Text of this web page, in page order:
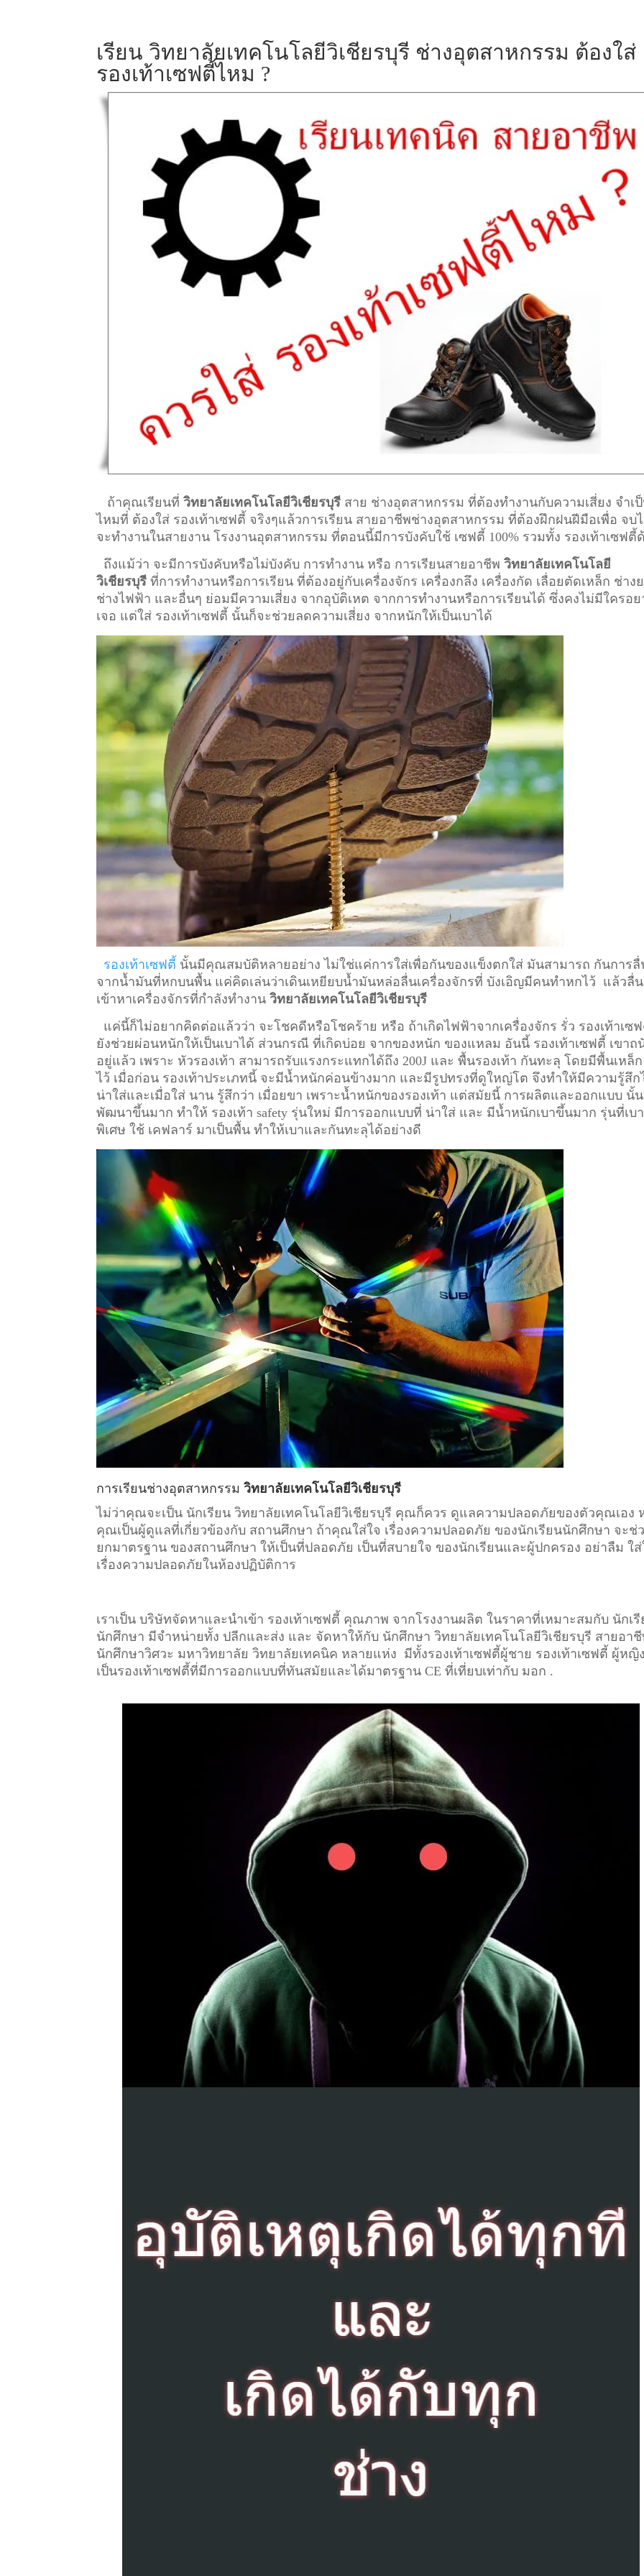
เรียน วิทยาลัยเทคโนโลยีวิเชียรบุรี ช่างอุตสาหกรรม ต้องใส่
รองเท้าเซฟตี้ไหม ?
ถ้าคุณเรียนที่วิทยาลัยเทคโนโลยีวิเชียรบุรี สาย ช่างอุตสาหกรรม ที่ต้องทำงานกับความเสี่ยง จำเ
ไหมที่ ต้องใส่ รองเท้าเซฟตี้ จริงๆแล้วการเรียน สายอาชีพช่างอุตสาหกรรมที่ต้องฝึกฝนฝีมือเพื่อ จบ
จะทำงานในสายงาน โรงงานอุตสาหกรรม ที่ตอนนี้มีการบังคับใช้ เซฟตี้ 100% รวมทั้ง รองเท้าเซฟตี้
ถึงแม้ว่า จะมีการบังคับหรือไม่บังคับ การทำงาน หรือ การเรียนสายอาชีพวิทยาลัยเทคโนโลยี
วิเชียรบุรี ที่การทำงานหรือการเรียน ที่ต้องอยู่กับเครื่องจักร เครื่องกลึง เครื่องกัด เลื่อยตัดเหล็ก ช่าง
ช่างไฟฟ้า และอื่นๆ ย่อมมีความเสี่ยง จากอุบัติเหต จากการทำงานหรือการเรียนได้ ซึ่งคงไม่มีใครอย
เจอ แต่ใส่ รองเท้าเซฟตี้ นั้นก็จะช่วยลดความเสี่ยง จากหนักให้เป็นเบาได้
รองเท้าเซฟตี้ นั้นมีคุณสมบัติหลายอย่าง ไม่ใช่แค่การใส่เพื่อกันของแข็งตกใส่ มันสามารถ กันการลื่
จากน้ำมันที่หกบนพื้น แค่คิดเล่นว่าเดินเหยียบน้ำมันหล่อลื่นเครื่องจักรที่ บังเอิญมีคนทำหกไว้ แล้วลื่น
เข้าหาเครื่องจักรที่กำลังทำงานวิทยาลัยเทคโนโลยีวิเชียรบุรี
แค่นี้ก็ไม่อยากคิดต่อแล้วว่า จะโชคดีหรือโชคร้าย หรือ ถ้าเกิดไฟฟ้าจากเครื่องจักร รั่ว รองเท้าเซ
ยังช่วยผ่อนหนักให้เป็นเบาได้ ส่วนกรณี ที่เกิดบ่อย จากของหนัก ของแหลม อันนี้ รองเท้าเซฟตี้ เขาถ
อยู่แล้ว เพราะ หัวรองเท้า สามารถรับแรงกระแทกได้ถึง 200J และ พื้นรองเท้า กันทะลุ โดยมีพื้นเหล็
ไว้ เมื่อก่อน รองเท้าประเภทนี้ จะมีน้ำหนักค่อนข้างมาก และมีรูปทรงที่ดูใหญ่โต จึงทำให้มีความรู้สึก
น่าใส่และเมื่อใส่ นาน รู้สึกว่า เมื่อยขา เพราะน้ำหนักของรองเท้า แต่สมัยนี้ การผลิตและออกแบบ นั้น
พัฒนาขึ้นมาก ทำให้ รองเท้า safety รุ่นใหม่ มีการออกแบบที่ น่าใส่ และ มีน้ำหนักเบาขึ้นมาก รุ่นที่เบา
พิเศษ ใช้ เคฟลาร์ มาเป็นพื้น ทำให้เบาและกันทะลุได้อย่างดี
การเรียนช่างอุตสาหกรรม วิทยาลัยเทคโนโลยีวิเชียรบุรี
ไม่ว่าคุณจะเป็น นักเรียน วิทยาลัยเทคโนโลยีวิเชียรบุรี คุณก็ควร ดูแลความปลอดภัยของตัวคุณเอง
คุณเป็นผู้ดูแลที่เกี่ยวข้องกับ สถานศึกษา ถ้าคุณใส่ใจ เรื่องความปลอดภัย ของนักเรียนนักศึกษา จะช่
ยกมาตรฐาน ของสถานศึกษา ให้เป็นที่ปลอดภัย เป็นที่สบายใจ ของนักเรียนและผู้ปกครอง อย่าลืม ใส่
เรื่องความปลอดภัยในห้องปฏิบัติการ
เราเป็น บริษัทจัดหาและนำเข้า รองเท้าเซฟตี้ คุณภาพ จากโรงงานผลิต ในราคาที่เหมาะสมกับ นักเ
นักศึกษา มีจำหน่ายทั้ง ปลีกและส่ง และ จัดหาให้กับ นักศึกษา วิทยาลัยเทคโนโลยีวิเชียรบุรี สายอา
นักศึกษาวิศวะ มหาวิทยาลัย วิทยาลัยเทคนิค หลายแห่ง มีทั้งรองเท้าเซฟตี้ผู้ชาย รองเท้าเซฟตี้ ผู้หญิ
เป็นรองเท้าเซฟตี้ที่มีการออกแบบที่ทันสมัยและได้มาตรฐาน CE ที่เที่ยบเท่ากับ มอก .